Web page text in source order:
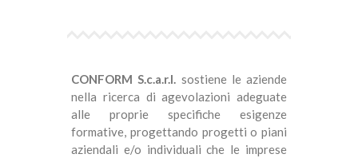
CONFORM S.c.a.r.l. sostiene le aziende
nella ricerca di agevolazioni adeguate
alle proprie specifiche esigenze
formative, progettando progetti o piani
aziendali e/o individuali che le imprese